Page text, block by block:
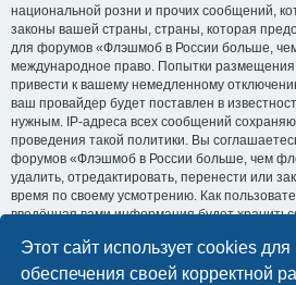
Этот сайт использует cookies для
обеспечения своей корректной
национальной розни и прочих сообщений,
законы вашей страны, страны, которая
для форумов «Флэшмоб в России больше,
международное право. Попытки размещения
привести к вашему немедленному
ваш провайдер будет поставлен в
нужным. IP-адреса всех сообщений
проведения такой политики. Вы
форумов «Флэшмоб в России больше, чем
удалить, отредактировать, перенести или
время по своему усмотрению. Как
введённая вами информация будет
информация не будет открыта третьим
администрация конференции «Флэшмоб в
флешмоб», ни phpBB Limited не может быть